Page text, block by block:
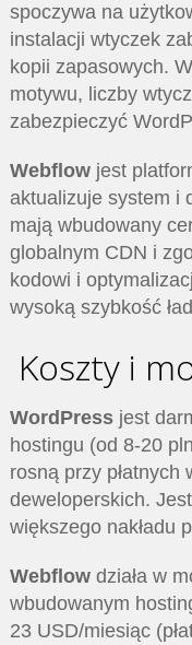
spoczywa na
instalacji wtyczek
kopii zapasowych.
motywu, liczby
zabezpieczyć
Webflowjest
aktualizuje system i
mają wbudowany
globalnym CDN i
kodowi i
wysoką szybkość
Koszty i
WordPressjest
hostingu (od 8-20
rosną przy płatnych
deweloperskich.
większego nakładu
Webflowdziała w
wbudowanym
23 USD/miesiąc